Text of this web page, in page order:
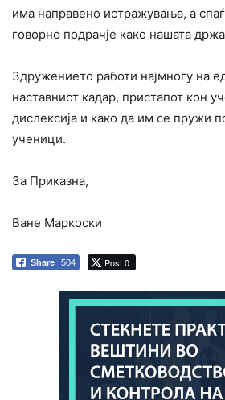
има направено истражувања, а
говорно подрачје како нашата
Здружението работи најмногу на
наставниот кадар, пристапот кон
дислексија и како да им се пружи
ученици.
За Приказна,
Ване Маркоски
Share 504 Post 0